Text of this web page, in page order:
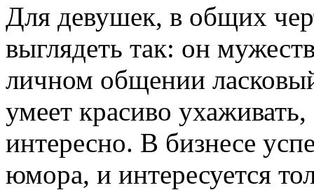
Для девушек, в общих
выглядеть так: он
личном общении
умеет красиво
интересно. В бизнесе
юмора, и интересуется